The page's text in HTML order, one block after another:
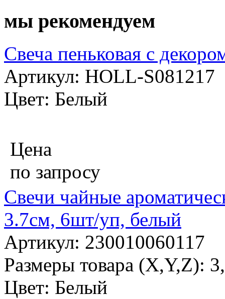
мы рекомендуем
Свеча пеньковая с
Артикул: HOLL-S081217
Цвет: Белый
Цена
по запросу
Свечи чайные
3.7см, 6шт/уп, белый
Артикул: 230010060117
Размеры товара (X,Y,Z):
Цвет: Белый